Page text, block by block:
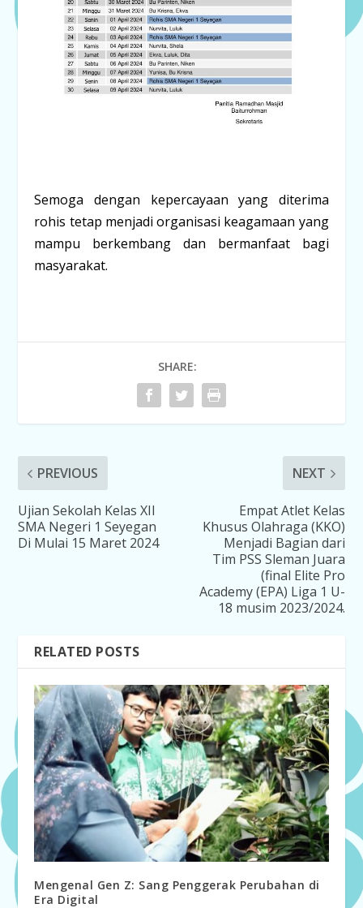
Semoga dengan kepercayaan yang diterima
rohis tetap menjadi organisasi keagamaan yang
mampu berkembang dan bermanfaat bagi
masyarakat.
SHARE:
PREVIOUS
Ujian Sekolah Kelas XII
SMA Negeri 1 Seyegan
Di Mulai 15 Maret 2024
NEXT
Empat Atlet Kelas
Khusus Olahraga (KKO)
Menjadi Bagian dari
Tim PSS Sleman Juara
(final Elite Pro
Academy (EPA) Liga 1 U-
18 musim 2023/2024.
RELATED POSTS
Mengenal Gen Z: Sang Penggerak Perubahan di
Era Digital